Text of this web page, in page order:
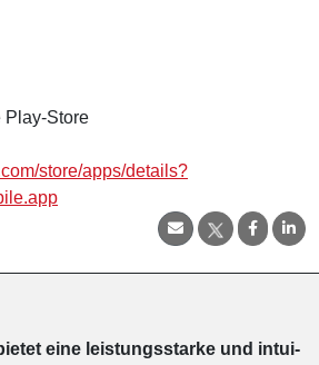
Play-Store
store/apps/details?
eine leis­tungs­star­ke und in­tui­